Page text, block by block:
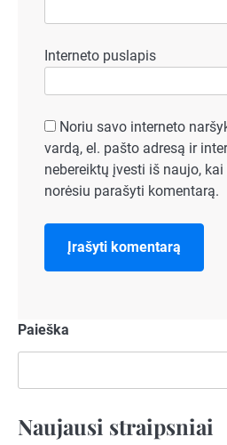
Interneto puslapis
Noriu savo interneto
vardą, el. pašto adresą ir
nebereiktų įvesti iš naujo,
norėsiu parašyti komentarą.
Paieška
Naujausi straipsniai